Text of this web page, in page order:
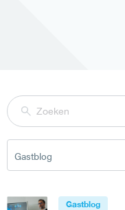
Gastblog
Gastblog